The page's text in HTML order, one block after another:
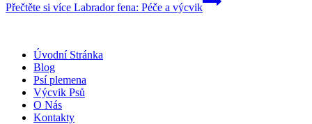
Přečtěte si více Labrador fena: Péče a výcvik
Úvodní Stránka
Blog
Psí plemena
Výcvik Psů
O Nás
Kontakty